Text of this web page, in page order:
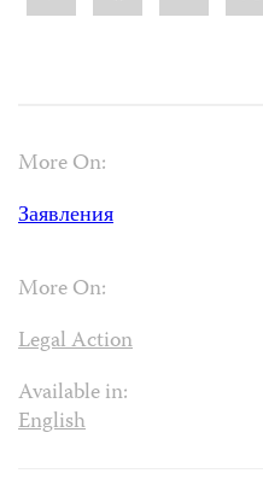
More On:
Заявления
More On:
Legal Action
Available in:
English